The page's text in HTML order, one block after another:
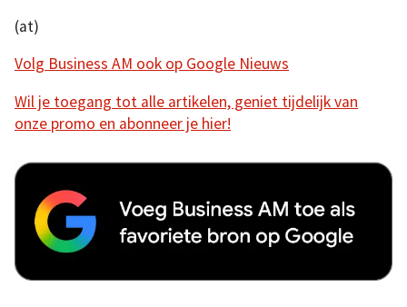
(at)
Volg Business AM ook op Google Nieuws
Wil je toegang tot alle artikelen, geniet tijdelijk van
onze promo en abonneer je hier!